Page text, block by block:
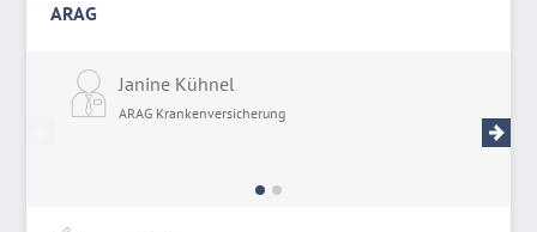
ARAG
Janine Kühnel
ARAG Krankenversicherung